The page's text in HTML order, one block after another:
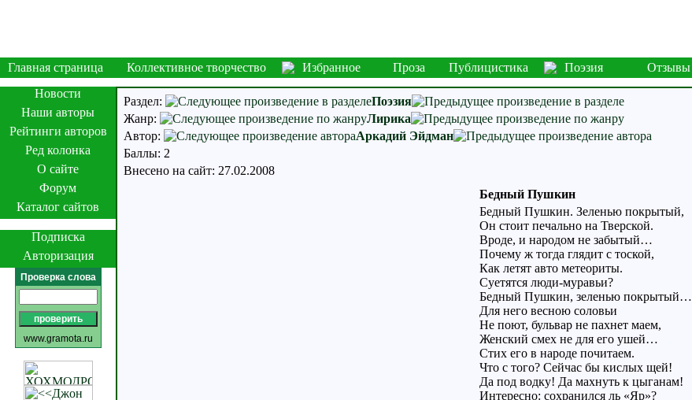
Главная страница Коллективное творчество Избранное Проза Публицистика Поэзия Отзывы
Новости
Наши авторы
Рейтинги авторов
Ред колонка
О сайте
Форум
Каталог сайтов
Подписка
Авторизация
Проверка слова
www.gramota.ru
Раздел:
Поэзия
Жанр:
Лирика
Автор:
Аркадий Эйдман
Баллы: 2
Внесено на сайт: 27.02.2008
Бедный Пушкин
Бедный Пушкин. Зеленью покрытый,
Он стоит печально на Тверской.
Вроде, и народом не забытый…
Почему ж тогда глядит с тоской,
Как летят авто метеориты.
Суетятся люди-муравьи?
Бедный Пушкин, зеленью покрытый…
Для него весною соловьи
Не поют, бульвар не пахнет маем,
Женский смех не для его ушей…
Стих его в народе почитаем.
Что с того? Сейчас бы кислых щей!
Да под водку! Да махнуть к цыганам!
Интересно: сохранился ль «Яр»?